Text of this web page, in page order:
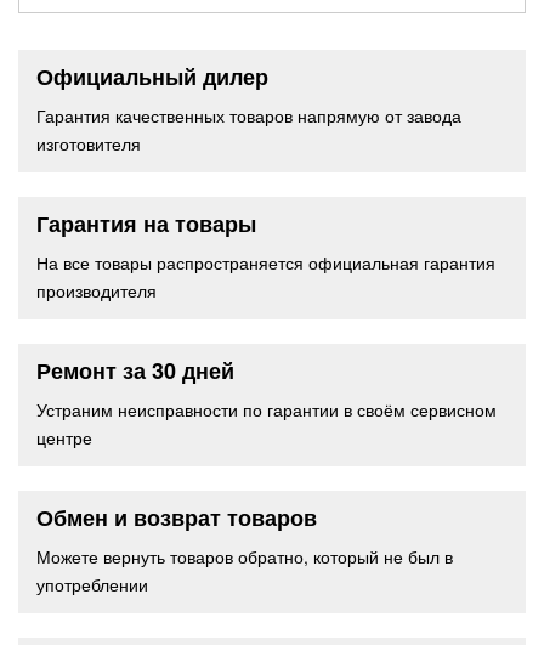
Официальный дилер
Гарантия качественных товаров напрямую от завода
изготовителя
Гарантия на товары
На все товары распространяется официальная гарантия
производителя
Ремонт за 30 дней
Устраним неисправности по гарантии в своём сервисном
центре
Обмен и возврат товаров
Можете вернуть товаров обратно, который не был в
употреблении